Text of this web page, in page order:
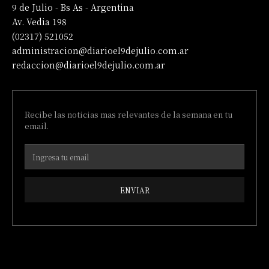
9 de Julio - Bs As - Argentina
Av. Vedia 198
(02317) 521052
administracion@diarioel9dejulio.com.ar
redaccion@diarioel9dejulio.com.ar
Recibe las noticias mas relevantes de la semana en tu
email.
ENVIAR